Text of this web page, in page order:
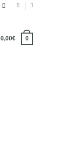
0,00€ 0